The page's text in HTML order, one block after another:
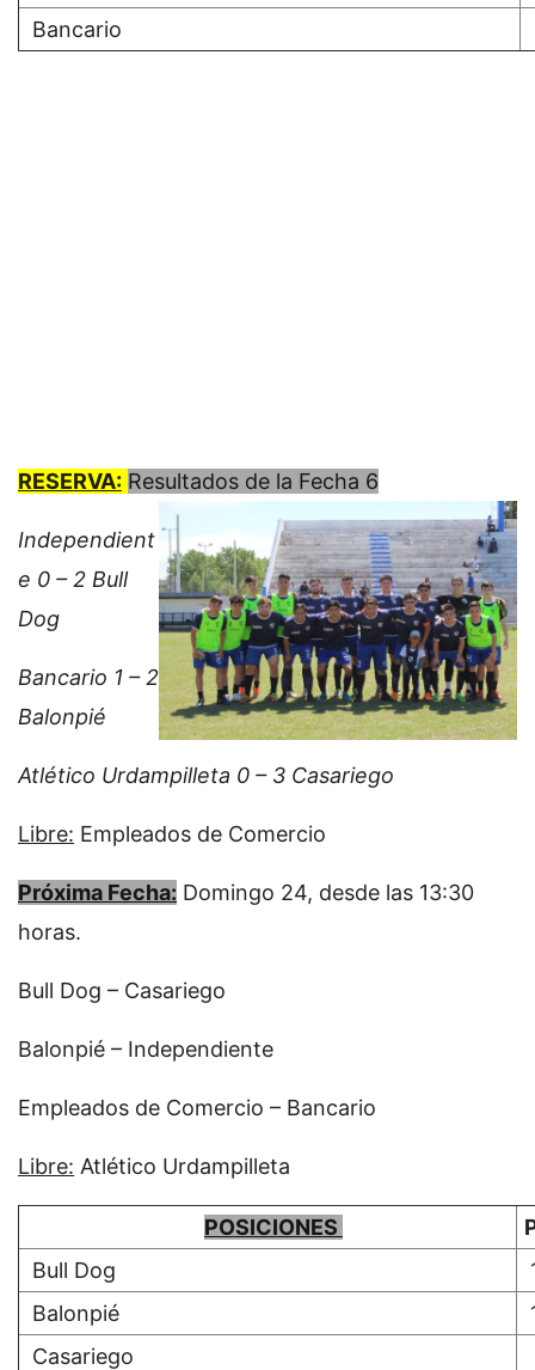
Bancario
RESERVA: Resultados de la Fecha 6
Independient
e 0 – 2 Bull
Dog
Bancario 1 – 2
Balonpié
Atlético Urdampilleta 0 – 3 Casariego
Libre: Empleados de Comercio
Próxima Fecha: Domingo 24, desde las 13:30
horas.
Bull Dog – Casariego
Balonpié – Independiente
Empleados de Comercio – Bancario
Libre: Atlético Urdampilleta
POSICIONES
Bull Dog
Balonpié
Casariego